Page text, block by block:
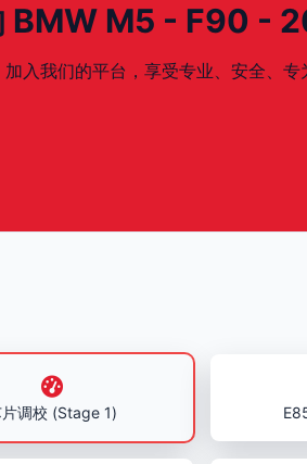
BMW M5 - F90 -
加入我们的平台，享受专业、安全、
调校 (Stage 1)